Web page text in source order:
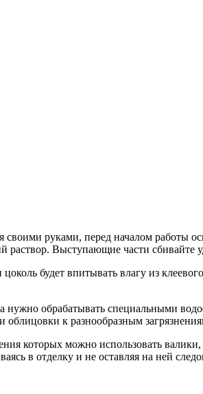
руками, перед началом работы
раствор. Выступающие части сбивайте
будет впитывать влагу из
нужно обрабатывать специальными
к разнообразным
которых можно использовать
в отделку и не оставляя на ней